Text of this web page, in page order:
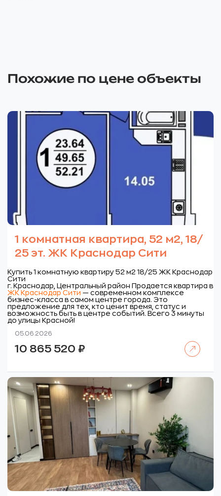
Похожие по цене объекты
1 комнатная квартира, 52 м2, 18/
25 эт. ЖК Краснодар Сити
Купить 1 комнатную квартиру 52 м2 18/25 ЖК Краснодар
Сити
г. Краснодар, Центральный район Продается квартира в
ЖК Краснодар Сити — современном комплексе
бизнес-класса в самом центре города. Это
предложение для тех, кто ценит время, статус и
возможность быть в центре событий. Всего 3 минуты
до улицы Красной!
05.06.2026
10 865 520 ₽